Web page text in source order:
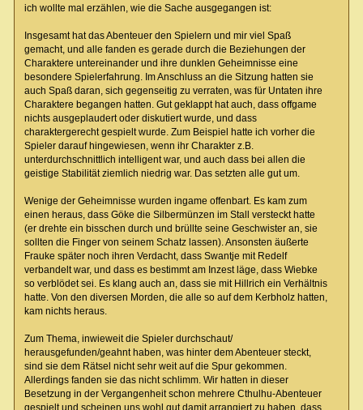
ich wollte mal erzählen, wie die Sache ausgegangen ist:
Insgesamt hat das Abenteuer den Spielern und mir viel Spaß
gemacht, und alle fanden es gerade durch die Beziehungen der
Charaktere untereinander und ihre dunklen Geheimnisse eine
besondere Spielerfahrung. Im Anschluss an die Sitzung hatten sie
auch Spaß daran, sich gegenseitig zu verraten, was für Untaten ihre
Charaktere begangen hatten. Gut geklappt hat auch, dass offgame
nichts ausgeplaudert oder diskutiert wurde, und dass
charaktergerecht gespielt wurde. Zum Beispiel hatte ich vorher die
Spieler darauf hingewiesen, wenn ihr Charakter z.B.
unterdurchschnittlich intelligent war, und auch dass bei allen die
geistige Stabilität ziemlich niedrig war. Das setzten alle gut um.
Wenige der Geheimnisse wurden ingame offenbart. Es kam zum
einen heraus, dass Göke die Silbermünzen im Stall versteckt hatte
(er drehte ein bisschen durch und brüllte seine Geschwister an, sie
sollten die Finger von seinem Schatz lassen). Ansonsten äußerte
Frauke später noch ihren Verdacht, dass Swantje mit Redelf
verbandelt war, und dass es bestimmt am Inzest läge, dass Wiebke
so verblödet sei. Es klang auch an, dass sie mit Hillrich ein Verhältnis
hatte. Von den diversen Morden, die alle so auf dem Kerbholz hatten,
kam nichts heraus.
Zum Thema, inwieweit die Spieler durchschaut/
herausgefunden/geahnt haben, was hinter dem Abenteuer steckt,
sind sie dem Rätsel nicht sehr weit auf die Spur gekommen.
Allerdings fanden sie das nicht schlimm. Wir hatten in dieser
Besetzung in der Vergangenheit schon mehrere Cthulhu-Abenteuer
gespielt und scheinen uns wohl gut damit arrangiert zu haben, dass